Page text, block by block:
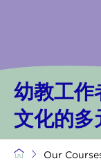
幼教工作
文化的多
Our